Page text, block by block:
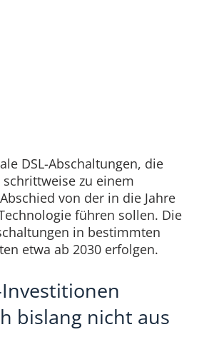
DSL-Abschaltungen, die
zu einem
von der in die Jahre
führen sollen. Die
in bestimmten
etwa ab 2030 erfolgen.
bislang nicht aus